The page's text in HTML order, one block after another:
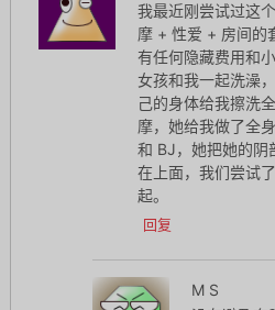
我最近刚尝试过这
摩 + 性爱 + 房间的
有任何隐藏费用和
女孩和我一起洗澡
己的身体给我擦洗
摩，她给我做了全
和 BJ，她把她的阴
在上面，我们尝试
起。
回复
M S